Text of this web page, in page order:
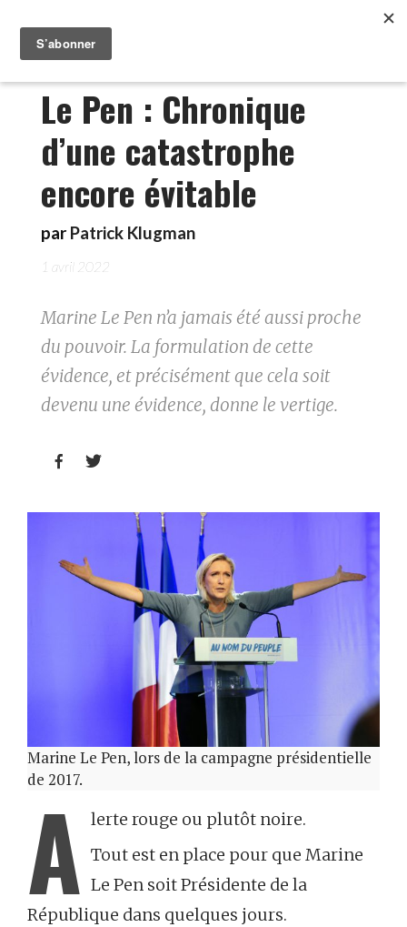
Le Pen : Chronique
d’une catastrophe
encore évitable
par Patrick Klugman
1 avril 2022
Marine Le Pen n’a jamais été aussi proche
du pouvoir. La formulation de cette
évidence, et précisément que cela soit
devenu une évidence, donne le vertige.
 
Marine Le Pen, lors de la campagne présidentielle
de 2017.
A lerte rouge ou plutôt noire.
Tout est en place pour que Marine
Le Pen soit Présidente de la
République dans quelques jours.